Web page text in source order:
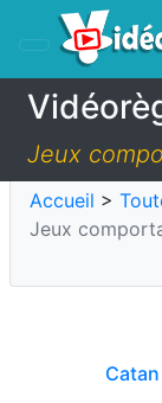
Jeux
Accueil >
Jeux
Catan